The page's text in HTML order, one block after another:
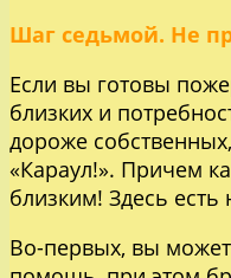
Шаг седьмой. Не
Если вы готовы
близких и
дороже
«Караул!». Причем
близким! Здесь есть
Во-первых, вы